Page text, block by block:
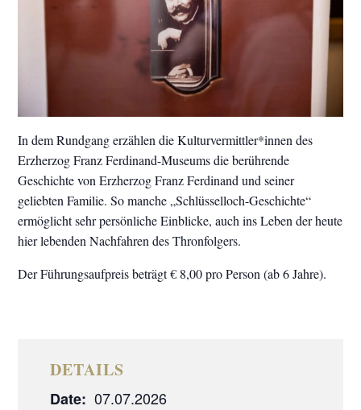
In dem Rundgang erzählen die Kulturvermittler*innen des
Erzherzog Franz Ferdinand-Museums die berührende
Geschichte von Erzherzog Franz Ferdinand und seiner
geliebten Familie. So manche „Schlüsselloch-Geschichte“
ermöglicht sehr persönliche Einblicke, auch ins Leben der heute
hier lebenden Nachfahren des Thronfolgers.
Der Führungsaufpreis beträgt € 8,00 pro Person (ab 6 Jahre).
DETAILS
Date: 07.07.2026